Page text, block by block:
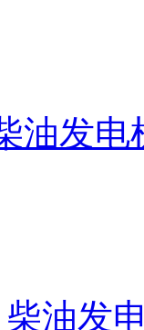
油发电
油发